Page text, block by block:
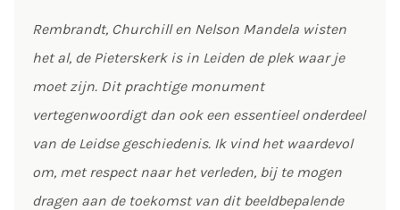
Rembrandt, Churchill en Nelson Mandela wisten
het al, de Pieterskerk is in Leiden de plek waar je
moet zijn. Dit prachtige monument
vertegenwoordigt dan ook een essentieel onderdeel
van de Leidse geschiedenis. Ik vind het waardevol
om, met respect naar het verleden, bij te mogen
dragen aan de toekomst van dit beeldbepalende